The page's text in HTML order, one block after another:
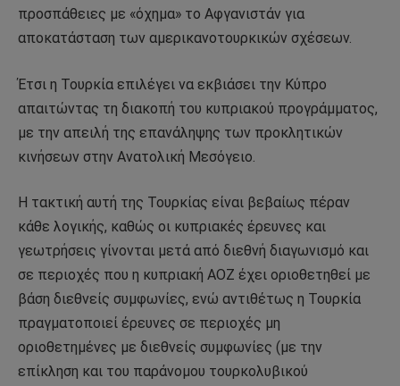
προσπάθειες με «όχημα» το Αφγανιστάν για
αποκατάσταση των αμερικανοτουρκικών σχέσεων.
Έτσι η Τουρκία επιλέγει να εκβιάσει την Κύπρο
απαιτώντας τη διακοπή του κυπριακού προγράμματος,
με την απειλή της επανάληψης των προκλητικών
κινήσεων στην Ανατολική Μεσόγειο.
Η τακτική αυτή της Τουρκίας είναι βεβαίως πέραν
κάθε λογικής, καθώς οι κυπριακές έρευνες και
γεωτρήσεις γίνονται μετά από διεθνή διαγωνισμό και
σε περιοχές που η κυπριακή ΑΟΖ έχει οριοθετηθεί με
βάση διεθνείς συμφωνίες, ενώ αντιθέτως η Τουρκία
πραγματοποιεί έρευνες σε περιοχές μη
οριοθετημένες με διεθνείς συμφωνίες (με την
επίκληση και του παράνομου τουρκολυβικού